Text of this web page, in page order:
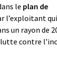
le plan de
l’exploitant
un rayon de
contre